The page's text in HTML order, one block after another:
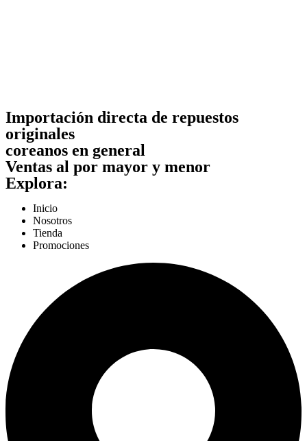
Importación directa de repuestos
originales
coreanos en general
Ventas al por mayor y menor
Explora:
Inicio
Nosotros
Tienda
Promociones